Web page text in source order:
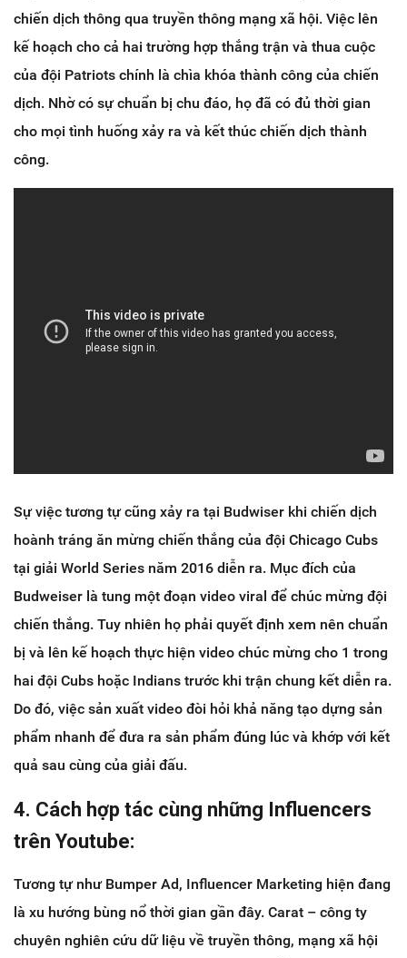
chiến dịch thông qua truyền thông mạng xã hội. Việc lên
kế hoạch cho cả hai trường hợp thắng trận và thua cuộc
của đội Patriots chính là chìa khóa thành công của chiến
dịch. Nhờ có sự chuẩn bị chu đáo, họ đã có đủ thời gian
cho mọi tình huống xảy ra và kết thúc chiến dịch thành
công.
Sự việc tương tự cũng xảy ra tại Budwiser khi chiến dịch
hoành tráng ăn mừng chiến thắng của đội Chicago Cubs
tại giải World Series năm 2016 diễn ra. Mục đích của
Budweiser là tung một đoạn video viral để chúc mừng đội
chiến thắng. Tuy nhiên họ phải quyết định xem nên chuẩn
bị và lên kế hoạch thực hiện video chúc mừng cho 1 trong
hai đội Cubs hoặc Indians trước khi trận chung kết diễn ra.
Do đó, việc sản xuất video đòi hỏi khả năng tạo dựng sản
phẩm nhanh để đưa ra sản phẩm đúng lúc và khớp với kết
quả sau cùng của giải đấu.
4. Cách hợp tác cùng những Influencers
trên Youtube:
Tương tự như Bumper Ad, Influencer Marketing hiện đang
là xu hướng bùng nổ thời gian gần đây. Carat – công ty
chuyên nghiên cứu dữ liệu về truyền thông, mạng xã hội